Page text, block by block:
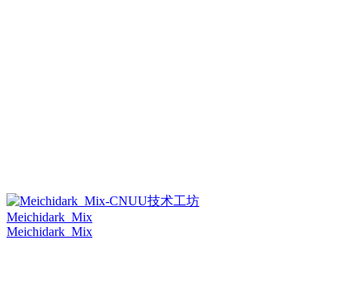
Meichidark_Mix
Meichidark_Mix